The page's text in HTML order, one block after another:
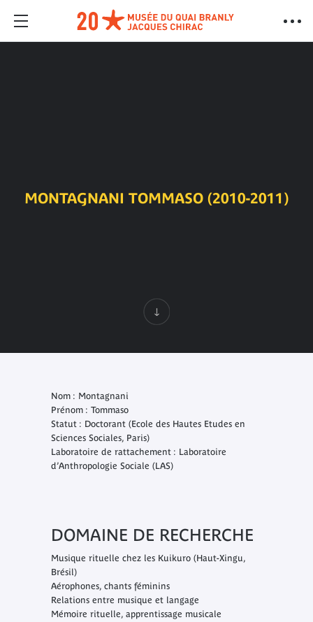
MONTAGNANI TOMMASO (2010-2011)
Nom : Montagnani
Prénom : Tommaso
Statut : Doctorant (Ecole des Hautes Etudes en
Sciences Sociales, Paris)
Laboratoire de rattachement : Laboratoire
d’Anthropologie Sociale (LAS)
DOMAINE DE RECHERCHE
Musique rituelle chez les Kuikuro (Haut-Xingu,
Brésil)
Aérophones, chants féminins
Relations entre musique et langage
Mémoire rituelle, apprentissage musicale